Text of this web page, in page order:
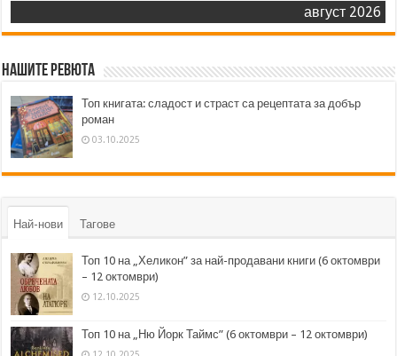
август 2026
Нашите ревюта
Топ книгата: сладост и страст са рецептата за добър
роман
03.10.2025
Най-нови Тагове
Топ 10 на „Хеликон” за най-продавани книги (6 октомври
– 12 октомври)
12.10.2025
Топ 10 на „Ню Йорк Таймс” (6 октомври – 12 октомври)